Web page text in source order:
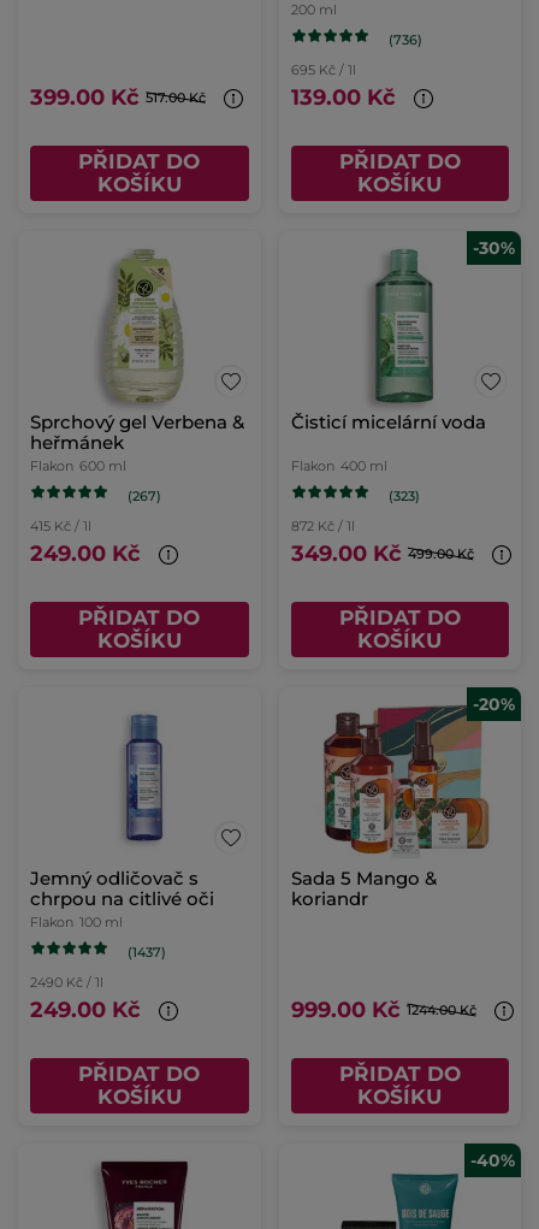
399.00 Kč 517.00 Kč
PŘIDAT DO
KOŠÍKU
200 ml
(736)
695 Kč / 1l
139.00 Kč
PŘIDAT DO
KOŠÍKU
Sprchový gel Verbena &
heřmánek
Flakon 600 ml
(267)
415 Kč / 1l
249.00 Kč
PŘIDAT DO
KOŠÍKU
-30%
Čisticí micelární voda
Flakon 400 ml
(323)
872 Kč / 1l
349.00 Kč 499.00 Kč
PŘIDAT DO
KOŠÍKU
Jemný odličovač s
chrpou na citlivé oči
Flakon 100 ml
(1437)
2490 Kč / 1l
249.00 Kč
PŘIDAT DO
KOŠÍKU
-20%
Sada 5 Mango &
koriandr
999.00 Kč 1244.00 Kč
PŘIDAT DO
KOŠÍKU
-40%